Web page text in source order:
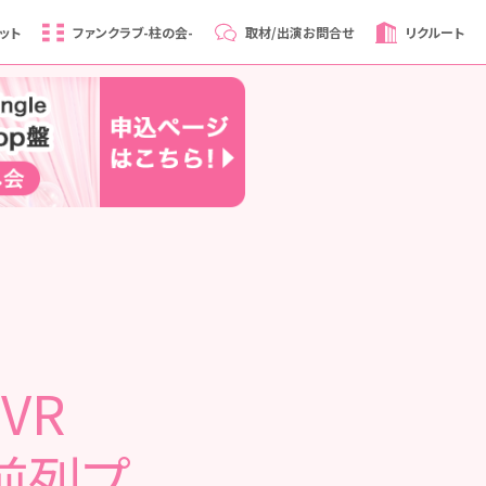
ト ファンクラブ-柱の会- 取材/出演お問合せ リクルート